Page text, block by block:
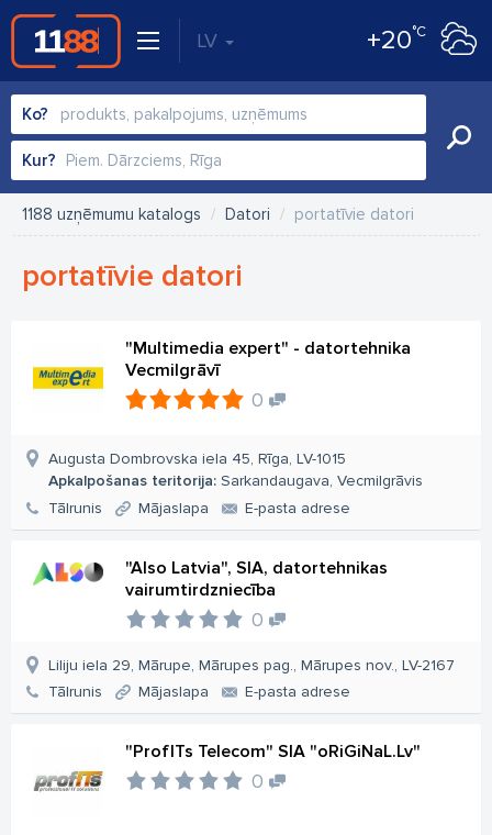
LV +20°C
Ko?
Kur?
1188 uzņēmumu katalogs Datori portatīvie datori
portatīvie datori
"Multimedia expert" - datortehnika
Vecmilgrāvī
0
Augusta Dombrovska iela 45, Rīga, LV-1015
Apkalpošanas teritorija: Sarkandaugava, Vecmilgrāvis
Tālrunis
Mājaslapa E-pasta adrese
"Also Latvia", SIA, datortehnikas
vairumtirdzniecība
0
Liliju iela 29, Mārupe, Mārupes pag., Mārupes nov., LV-2167
Tālrunis
Mājaslapa E-pasta adrese
"ProfITs Telecom" SIA "oRiGiNaL.Lv"
0